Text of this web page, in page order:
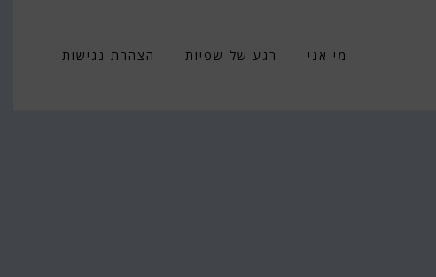
מי אני רגע של שפיות הצהרת נגישות